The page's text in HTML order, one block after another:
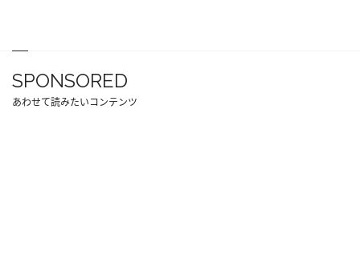
SPONSORED
あわせて読みたいコンテンツ